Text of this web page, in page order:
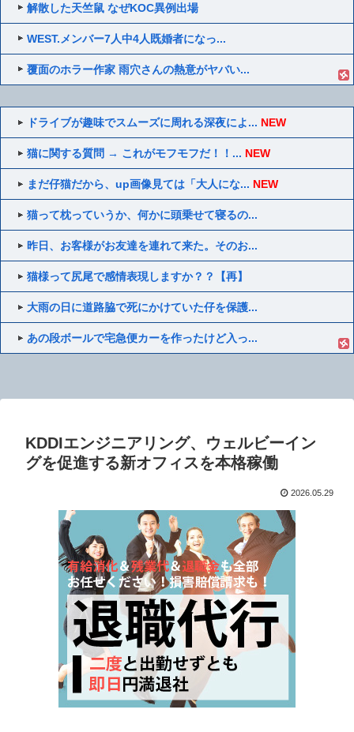
解散した天竺鼠 なぜKOC異例出場
WEST.メンバー7人中4人既婚者になっ...
覆面のホラー作家 雨穴さんの熱意がヤバい...
ドライブが趣味でスムーズに周れる深夜によ... NEW
猫に関する質問 → これがモフモフだ！！... NEW
まだ仔猫だから、up画像見ては「大人にな... NEW
猫って枕っていうか、何かに頭乗せて寝るの...
昨日、お客様がお友達を連れて来た。そのお...
猫様って尻尾で感情表現しますか？？【再】
大雨の日に道路脇で死にかけていた仔を保護...
あの段ボールで宅急便カーを作ったけど入っ...
KDDIエンジニアリング、ウェルビーイン
グを促進する新オフィスを本格稼働
2026.05.29